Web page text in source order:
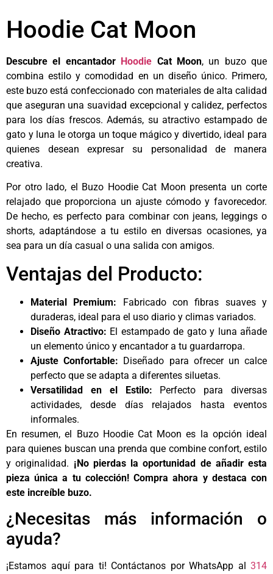
Hoodie Cat Moon
Descubre el encantador Hoodie Cat Moon, un buzo que
combina estilo y comodidad en un diseño único. Primero,
este buzo está confeccionado con materiales de alta calidad
que aseguran una suavidad excepcional y calidez, perfectos
para los días frescos. Además, su atractivo estampado de
gato y luna le otorga un toque mágico y divertido, ideal para
quienes desean expresar su personalidad de manera
creativa.
Por otro lado, el Buzo Hoodie Cat Moon presenta un corte
relajado que proporciona un ajuste cómodo y favorecedor.
De hecho, es perfecto para combinar con jeans, leggings o
shorts, adaptándose a tu estilo en diversas ocasiones, ya
sea para un día casual o una salida con amigos.
Ventajas del Producto:
Material Premium: Fabricado con fibras suaves y
duraderas, ideal para el uso diario y climas variados.
Diseño Atractivo: El estampado de gato y luna añade
un elemento único y encantador a tu guardarropa.
Ajuste Confortable: Diseñado para ofrecer un calce
perfecto que se adapta a diferentes siluetas.
Versatilidad en el Estilo: Perfecto para diversas
actividades, desde días relajados hasta eventos
informales.
En resumen, el Buzo Hoodie Cat Moon es la opción ideal
para quienes buscan una prenda que combine confort, estilo
y originalidad. ¡No pierdas la oportunidad de añadir esta
pieza única a tu colección! Compra ahora y destaca con
este increíble buzo.
¿Necesitas más información o
ayuda?
¡Estamos aquí para ti! Contáctanos por WhatsApp al 314